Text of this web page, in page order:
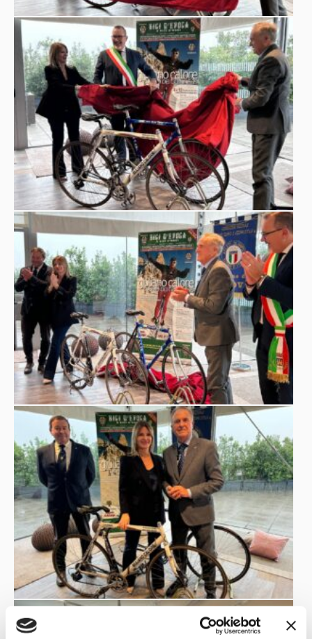
gamba dedicato a Fausto Coppicon la firma di tutti i
componenti in vita della famiglia”.
Silvia Nicolis, Presidente del Museo omonimo, sottolinea
l’importanza di questa nuova acquisizione:“Sono felice
che Giuliano Calore abbia scelto il nostro museo per
valorizzare la sua memoria attraverso due biciclette dei
record uniche al mondo. Calore ha incarnato un autentico
spirito di sfida e innovazione, spingendosi oltre i limiti
umani e tecnici. Sarà un piacere poter condividere queste
imprese leggendarie con i nostri visitatori, come esempio
di coraggio, costanza e genialità.”
Roberto Luca Dall’Oca, Sindaco di Villafranca di Verona,
ha espresso il suo entusiasmo: “Ho avuto il piacere di
ricevere Calore in Municipio, in quanto desiderava
presentarmi la sua iniziativa. Un personaggio senza eguali
che ha regalato fascino al ciclismo con le sue gesta. La
donazione delle bici dei record al Museo Nicolis,
eccellenza del settore, è solo la conclusione più logica di
tanta straordinarietà.”
Ora il Museo Nicolis offre un motivo in più per essere
visitato: si potranno ammirare da vicino i mezzi a due
ruote dei Guinness dei Primati, che hanno accompagnato
Calore nelle sue avventure estreme, testimoniando il
connubio perfetto tra ingegno umano e performance
fisica e permettendo di immergersi in un mondo
affascinante di storia, velocità e sfide ai limiti del
possibile.
press@museonicolis.commob. 348 0702304 – 045
6303289